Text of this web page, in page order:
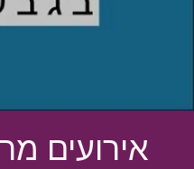
אירועים